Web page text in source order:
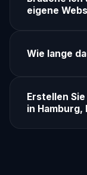
eigene
Wie lange
Erstellen
in Hamburg,